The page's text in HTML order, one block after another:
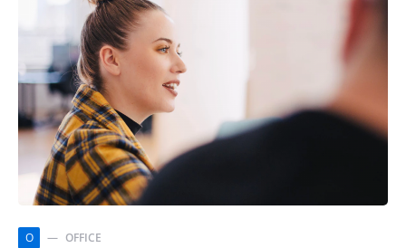
O OFFICE